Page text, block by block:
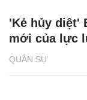
QUÂN SỰ
'Kẻ hủy diệt'
mới của lực